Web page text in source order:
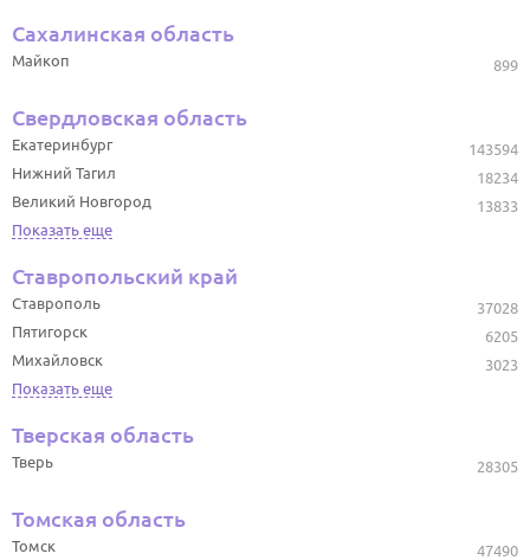
Сахалинская область
899
Майкоп
Свердловская область
143594
Екатеринбург
18234
Нижний Тагил
13833
Великий Новгород
Показать еще
Ставропольский край
37028
Ставрополь
6205
Пятигорск
3023
Михайловск
Показать еще
Тверская область
28305
Тверь
Томская область
47490
Томск